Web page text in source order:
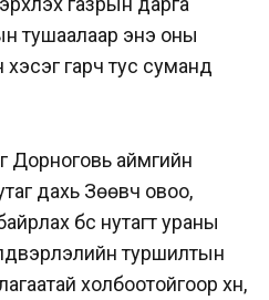
тушаалаар энэ оны
гарч тус суманд
Дорноговь аймгийн
дахь Зөөвч овоо,
бүс нутагт ураны
туршилтын
холбоотойгоор хүн,